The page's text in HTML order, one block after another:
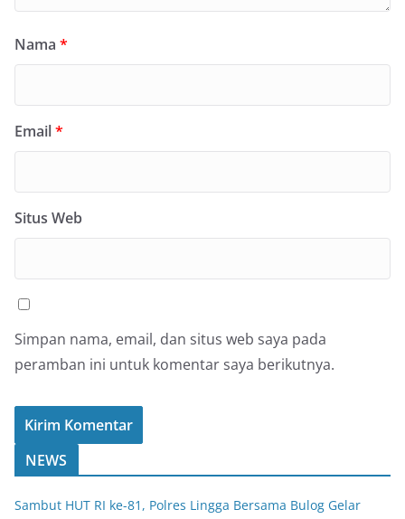
Nama *
Email*
Situs Web
Simpan nama, email, dan situs web saya pada
peramban ini untuk komentar saya berikutnya.
NEWS
Sambut HUT RI ke-81, Polres Lingga Bersama Bulog Gelar